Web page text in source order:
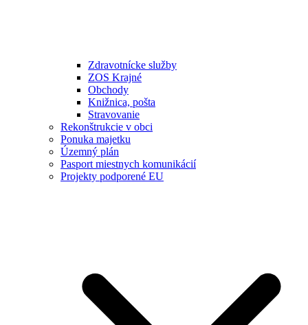
Zdravotnícke služby
ZOS Krajné
Obchody
Knižnica, pošta
Stravovanie
Rekonštrukcie v obci
Ponuka majetku
Územný plán
Pasport miestnych komunikácií
Projekty podporené EU